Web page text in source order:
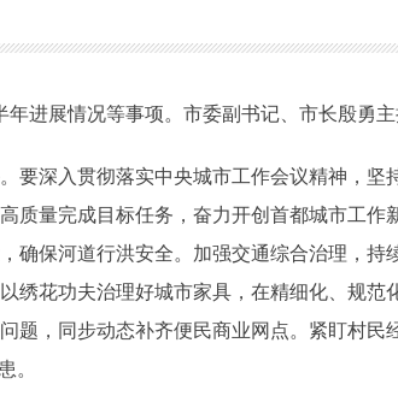
展情况等事项。市委副书记、市长殷勇主
深入贯彻落实中央城市工作会议精神，坚
质量完成目标任务，奋力开创首都城市工作
确保河道行洪安全。加强交通综合治理，持
绣花功夫治理好城市家具，在精细化、规范
题，同步动态补齐便民商业网点。紧盯村民
。